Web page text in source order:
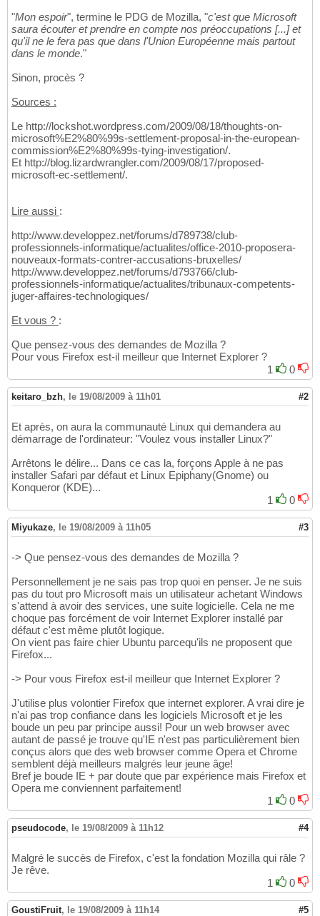
"Mon espoir", termine le PDG de Mozilla, "c'est que Microsoft
saura écouter et prendre en compte nos préoccupations [...] et
qu'il ne le fera pas que dans l'Union Européenne mais partout
dans le monde."
Sinon, procès ?
Sources :
Le http://lockshot.wordpress.com/2009/08/18/thoughts-on-
microsoft%E2%80%99s-settlement-proposal-in-the-european-
commission%E2%80%99s-tying-investigation/.
Et http://blog.lizardwrangler.com/2009/08/17/proposed-
microsoft-ec-settlement/.
Lire aussi :
http://www.developpez.net/forums/d789738/club-
professionnels-informatique/actualites/office-2010-proposera-
nouveaux-formats-contrer-accusations-bruxelles/
http://www.developpez.net/forums/d793766/club-
professionnels-informatique/actualites/tribunaux-competents-
juger-affaires-technologiques/
Et vous ? :
Que pensez-vous des demandes de Mozilla ?
Pour vous Firefox est-il meilleur que Internet Explorer ?
1
0
keitaro_bzh, le 19/08/2009 à 11h01 #2
Et après, on aura la communauté Linux qui demandera au
démarrage de l'ordinateur: "Voulez vous installer Linux?"
Arrêtons le délire... Dans ce cas la, forçons Apple à ne pas
installer Safari par défaut et Linux Epiphany(Gnome) ou
Konqueror (KDE)...
1
0
Miyukaze, le 19/08/2009 à 11h05 #3
-> Que pensez-vous des demandes de Mozilla ?
Personnellement je ne sais pas trop quoi en penser. Je ne suis
pas du tout pro Microsoft mais un utilisateur achetant Windows
s'attend à avoir des services, une suite logicielle. Cela ne me
choque pas forcément de voir Internet Explorer installé par
défaut c'est même plutôt logique.
On vient pas faire chier Ubuntu parcequ'ils ne proposent que
Firefox...
-> Pour vous Firefox est-il meilleur que Internet Explorer ?
J'utilise plus volontier Firefox que internet explorer. A vrai dire je
n'ai pas trop confiance dans les logiciels Microsoft et je les
boude un peu par principe aussi! Pour un web browser avec
autant de passé je trouve qu'IE n'est pas particulièrement bien
conçus alors que des web browser comme Opera et Chrome
semblent déjà meilleurs malgrés leur jeune âge!
Bref je boude IE + par doute que par expérience mais Firefox et
Opera me conviennent parfaitement!
1
0
pseudocode, le 19/08/2009 à 11h12 #4
Malgré le succès de Firefox, c'est la fondation Mozilla qui râle ?
Je rêve.
1
0
GoustiFruit, le 19/08/2009 à 11h14 #5